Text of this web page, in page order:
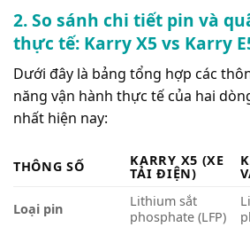
2. So sánh chi tiết pin và
thực tế: Karry X5 vs Karry
Dưới đây là bảng tổng hợp các
năng vận hành thực tế của hai
nhất hiện nay:
THÔNG SỐ KARRY X5 (XE
TẢI ĐIỆN)
Loại pin
Lithium sắt
phosphate (LFP)